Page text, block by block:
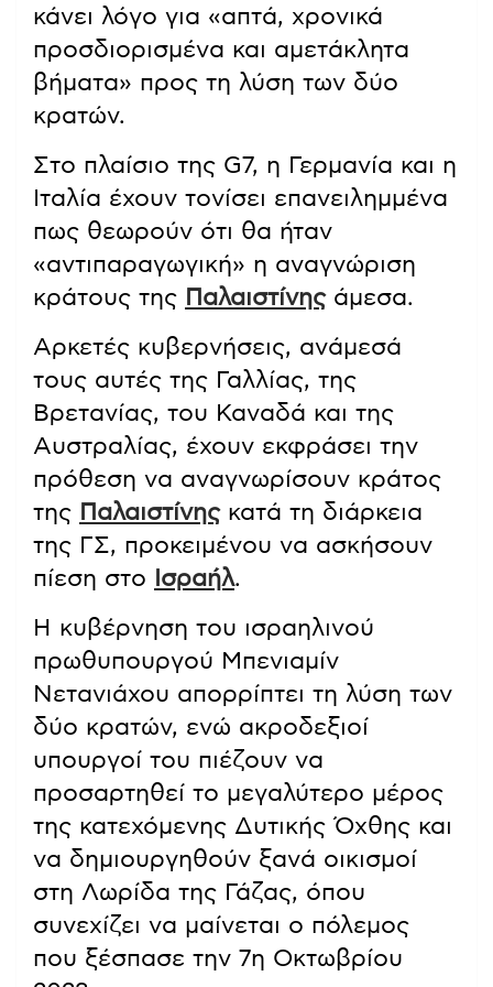
κάνει λόγο για «απτά, χρονικά
προσδιορισμένα και αμετάκλητα
βήματα» προς τη λύση των δύο
κρατών.
Στο πλαίσιο της G7, η Γερμανία και η
Ιταλία έχουν τονίσει επανειλημμένα
πως θεωρούν ότι θα ήταν
«αντιπαραγωγική» η αναγνώριση
κράτους της Παλαιστίνηςάμεσα.
Αρκετές κυβερνήσεις, ανάμεσά
τους αυτές της Γαλλίας, της
Βρετανίας, του Καναδά και της
Αυστραλίας, έχουν εκφράσει την
πρόθεση να αναγνωρίσουν κράτος
της Παλαιστίνηςκατά τη διάρκεια
της ΓΣ, προκειμένου να ασκήσουν
πίεση στο
Ισραήλ.
Η κυβέρνηση του ισραηλινού
πρωθυπουργού Μπενιαμίν
Νετανιάχου απορρίπτει τη λύση των
δύο κρατών, ενώ ακροδεξιοί
υπουργοί του πιέζουν να
προσαρτηθεί το μεγαλύτερο μέρος
της κατεχόμενης Δυτικής Όχθης και
να δημιουργηθούν ξανά οικισμοί
στη Λωρίδα της Γάζας, όπου
συνεχίζει να μαίνεται ο πόλεμος
που ξέσπασε την 7η Οκτωβρίου